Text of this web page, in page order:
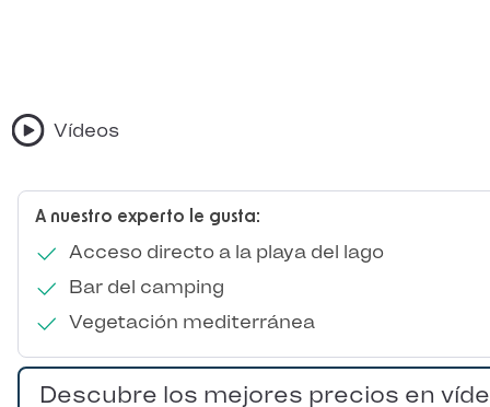
A nuestro experto le gusta:
Acceso directo a la playa del lago
Bar del camping
Vegetación mediterránea
Vídeos
Descubre los mejores precios en